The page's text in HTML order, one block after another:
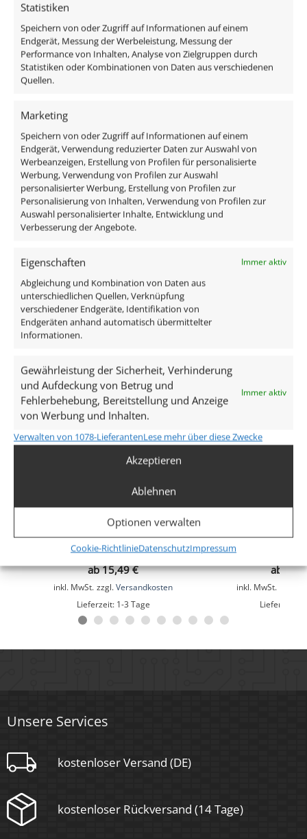
Statistiken
Speichern von oder Zugriff auf Informationen auf einem
Endgerät, Messung der Werbeleistung, Messung der
Performance von Inhalten, Analyse von Zielgruppen durch
Statistiken oder Kombinationen von Daten aus verschiedenen
Quellen.
Marketing
Speichern von oder Zugriff auf Informationen auf einem
Endgerät, Verwendung reduzierter Daten zur Auswahl von
Werbeanzeigen, Erstellung von Profilen für personalisierte
Werbung, Verwendung von Profilen zur Auswahl
personalisierter Werbung, Erstellung von Profilen zur
Personalisierung von Inhalten, Verwendung von Profilen zur
Auswahl personalisierter Inhalte, Entwicklung und
Verbesserung der Angebote.
Eigenschaften Immer aktiv
Abgleichung und Kombination von Daten aus
unterschiedlichen Quellen, Verknüpfung
verschiedener Endgeräte, Identifikation von
Endgeräten anhand automatisch übermittelter
Informationen.
Gewährleistung der Sicherheit, Verhinderung
und Aufdeckung von Betrug und
Fehlerbehebung, Bereitstellung und Anzeige
von Werbung und Inhalten.
Immer aktiv
Verwalten von 1078-LieferantenLese mehr über diese Zwecke
Akzeptieren
Ablehnen
Optionen verwalten
Cookie-RichtlinieDatenschutzImpressum
Gesamtmaße
82×82×25mm
Lochausschnitt Ø
Schutzklasse (IP)
IP20
Schwenkbar
Ja
Material
Aluminium
Form
Rund
Farbe
Marke / Hersteller
Luxvenum
Herstellergarantie
Ähnliche Produkte
Forma Aqua Bad Einbaurahmen
weißes Aluminium & Glas rund
IP44
ab15,49€
inkl. MwSt. zzgl. Versandkosten
Lieferzeit: 1-3 Tage
Forma
ab
inkl. MwSt.
Lieferzeit:
Unsere Services
kostenloser Versand (DE)
kostenloser Rückversand (14 Tage)